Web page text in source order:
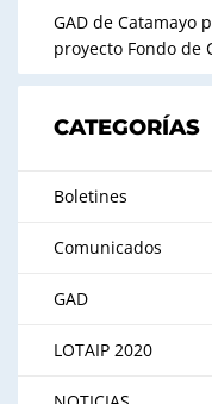
GAD de Catamayo
proyecto Fondo de
CATEGORÍAS
Boletines
Comunicados
GAD
LOTAIP 2020